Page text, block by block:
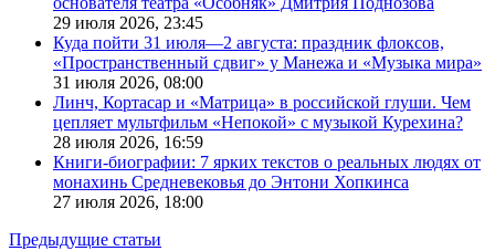
29 июля 2026, 23:45
Куда пойти 31 июля—2 августа: праздник флоксов,
«Пространственный сдвиг» у Манежа и «Музыка мира»
31 июля 2026, 08:00
Линч, Кортасар и «Матрица» в российской глуши. Чем
цепляет мультфильм «Непокой» с музыкой Курехина?
28 июля 2026, 16:59
Книги-биографии: 7 ярких текстов о реальных людях от
монахинь Средневековья до Энтони Хопкинса
27 июля 2026, 18:00
Предыдущие статьи